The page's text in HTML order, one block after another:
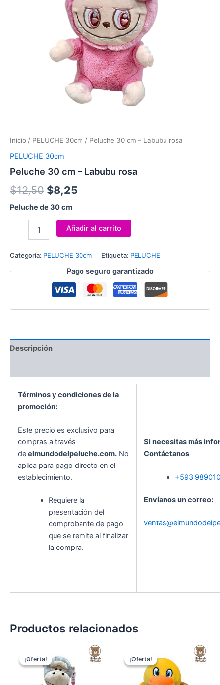
Inicio / PELUCHE 30cm / Peluche 30 cm – Labubu rosa
PELUCHE 30cm
Peluche 30 cm – Labubu rosa
$12,50 $8,25
Peluche de 30 cm
Añadir al carrito
Categoría: PELUCHE 30cm Etiqueta: PELUCHE
Pago seguro garantizado
Descripción
Términos y condiciones de la
promoción:
Este precio es exclusivo para
compras a través
de elmundodelpeluche.com.No
aplica para pago directo en el
establecimiento.
Requiere la
presentación del
comprobante de pago
que se remite al finalizar
la compra.
Si necesitas más
Contáctanos
+593
Envíanos un correo:
Productos relacionados
¡Oferta!
¡Oferta!
precio
original
$15,00.
precio
actual
es:
$10,80.
¡Oferta!
¡Oferta!
precio
original
era:
$6,00.
actual
es:
$4,05.